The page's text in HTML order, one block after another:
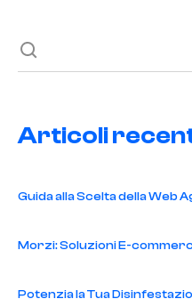
Articoli
Guida alla Scelta della Web
Morzi: Soluzioni E-
Potenzia la Tua